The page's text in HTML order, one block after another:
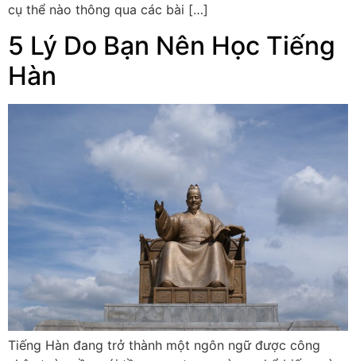
cụ thể nào thông qua các bài […]
5 Lý Do Bạn Nên Học Tiếng
Hàn
Tiếng Hàn đang trở thành một ngôn ngữ được công